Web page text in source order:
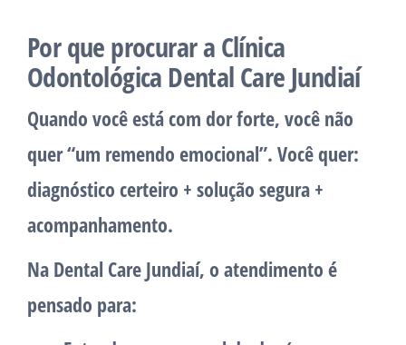
Por que procurar a Clínica
Odontológica Dental Care Jundiaí
Quando você está com dor forte, você não
quer “um remendo emocional”. Você quer:
diagnóstico certeiro + solução segura +
acompanhamento.
Na Dental Care Jundiaí, o atendimento é
pensado para: